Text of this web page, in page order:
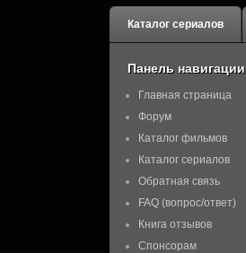
Каталог сериалов
Панель навигации
Главная страница
Форум
Каталог фильмов
Каталог сериалов
Обратная связь
FAQ (вопрос/ответ)
Книга отзывов
Спонсорам